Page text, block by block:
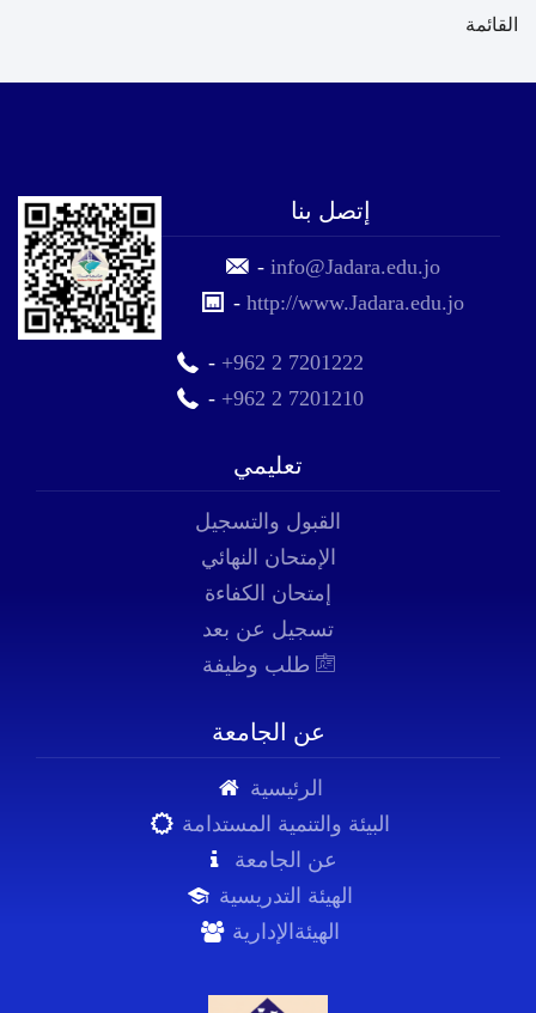
القائمة
إتصل بنا
-info@Jadara.edu.jo
-http://www.Jadara.edu.jo
- +962 2 7201222
- +962 2 7201210
تعليمي
القبول والتسجيل
الإمتحان النهائي
إمتحان الكفاءة
تسجيل عن بعد
عن الجامعة
الرئيسية
البيئة والتنمية المستدامة
عن الجامعة
الهيئة التدريسية
الهيئةالإدارية